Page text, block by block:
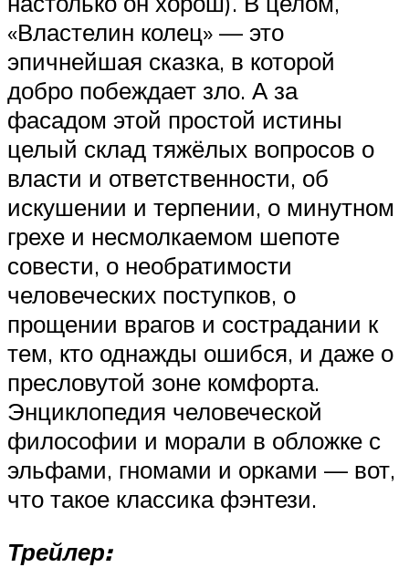
«Властелин колец» — это
эпичнейшая сказка, в которой
добро побеждает зло. А за
фасадом этой простой истины
целый склад тяжёлых вопросов о
власти и ответственности, об
искушении и терпении, о минутном
грехе и несмолкаемом шепоте
совести, о необратимости
человеческих поступков, о
прощении врагов и сострадании к
тем, кто однажды ошибся, и даже о
пресловутой зоне комфорта.
Энциклопедия человеческой
философии и морали в обложке с
эльфами, гномами и орками — вот,
что такое классика фэнтези.
Трейлер: